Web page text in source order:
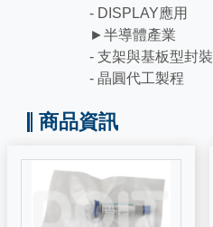
- DISPLAY應用
►半導體產業
- 支架與基板型封裝
- 晶圓代工製程
商品資訊